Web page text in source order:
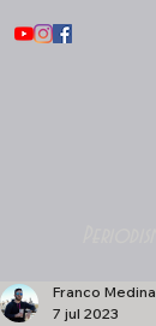
Franco Medina
7 jul 2023